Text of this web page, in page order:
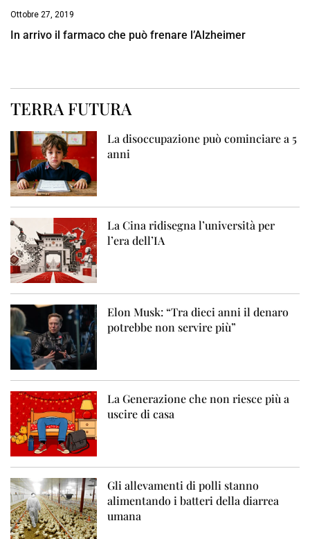
Ottobre 27, 2019
In arrivo il farmaco che può frenare l’Alzheimer
TERRA FUTURA
La disoccupazione può cominciare a 5
anni
La Cina ridisegna l’università per
l’era dell’IA
Elon Musk: “Tra dieci anni il denaro
potrebbe non servire più”
La Generazione che non riesce più a
uscire di casa
Gli allevamenti di polli stanno
alimentando i batteri della diarrea
umana